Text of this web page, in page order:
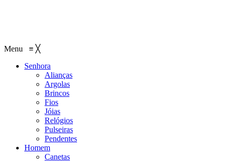
Menu ≡ ╳
Senhora
Alianças
Argolas
Brincos
Fios
Jóias
Relógios
Pulseiras
Pendentes
Homem
Canetas